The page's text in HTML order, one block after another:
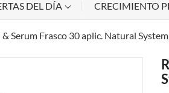
DEL DÍA CRECIMIENTO
Serum Frasco 30 aplic. Natural System